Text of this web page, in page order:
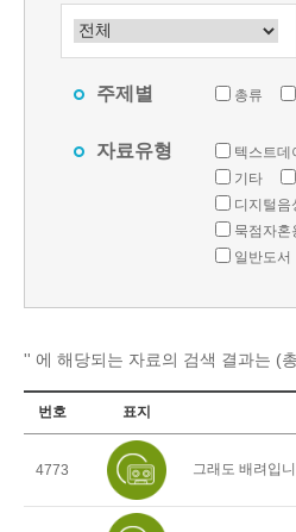
주제별 총류
자료유형 텍스트데
기타
디지털음
묵점자혼
일반도서
'' 에 해당되는 자료의 검색 결과는 (총
번호 표지
4773 그래도 배려입